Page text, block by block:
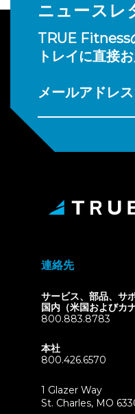
ニュースレ
TRUE Fitness
トレイに直接
メールアドレ
連絡先
サービス、部品、サ
国内（米国およびカナ
800.883.8783
本社
800.426.6570
1 Glazer Way
St. Charles, MO